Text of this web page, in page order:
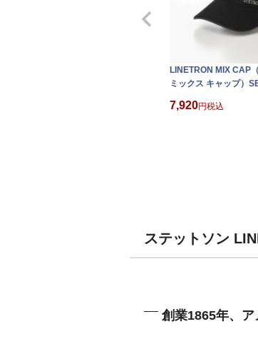
LINETRON MIX CAP
ミックス キャップ）
7,920 税込
ステットソン
創業1865年、